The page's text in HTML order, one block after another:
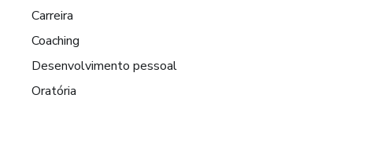
Carreira
Coaching
Desenvolvimento pessoal
Oratória